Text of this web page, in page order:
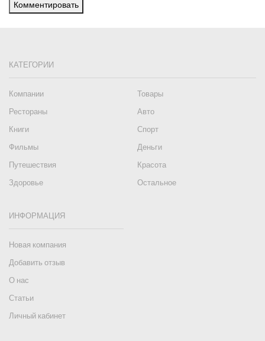
Комментировать
КАТЕГОРИИ
Компании
Товары
Рестораны
Авто
Книги
Спорт
Фильмы
Деньги
Путешествия
Красота
Здоровье
Остальное
ИНФОРМАЦИЯ
Новая компания
Добавить отзыв
О нас
Статьи
Личный кабинет